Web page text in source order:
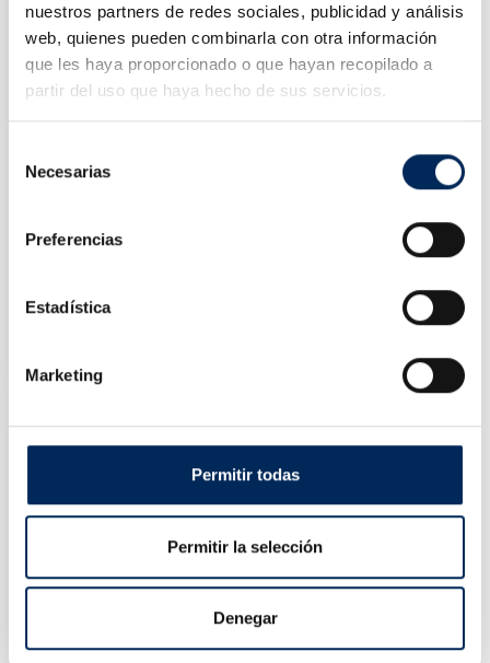
nuestros partners de redes sociales, publicidad y análisis
web, quienes pueden combinarla con otra información
que les haya proporcionado o que hayan recopilado a
partir del uso que haya hecho de sus servicios.
Necesarias
Preferencias
Estadística
Marketing
Permitir todas
Permitir la selección
Denegar
Rampas Auto De Ferro De 2 Toneladas
21,00 €